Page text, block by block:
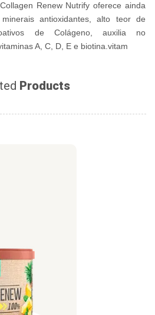
Renew Nutrify oferece ainda
antioxidantes, alto teor de
de Colágeno, auxilia no
A, C, D, E e biotina.vitam
Products